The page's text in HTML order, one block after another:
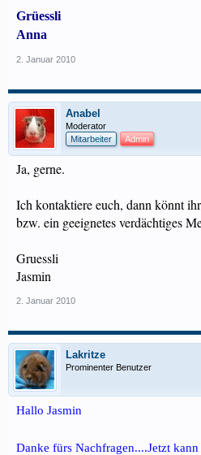
Grüessli
Anna
2. Januar 2010
Anabel
Moderator
Mitarbeiter
Admin
Ja, gerne.
Ich kontaktiere euch, dann könnt
bzw. ein geeignetes verdächtiges
Gruessli
Jasmin
2. Januar 2010
Lakritze
Prominenter Benutzer
Hallo Jasmin
Danke fürs Nachfragen....Jetzt